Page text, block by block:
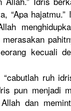
“Apa
menghidupk
kecuali
ruh
pun menjadi
dan